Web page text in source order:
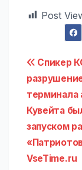
Post
по
Спикер
терминала
Кувейта
запуском
VseTime.ru